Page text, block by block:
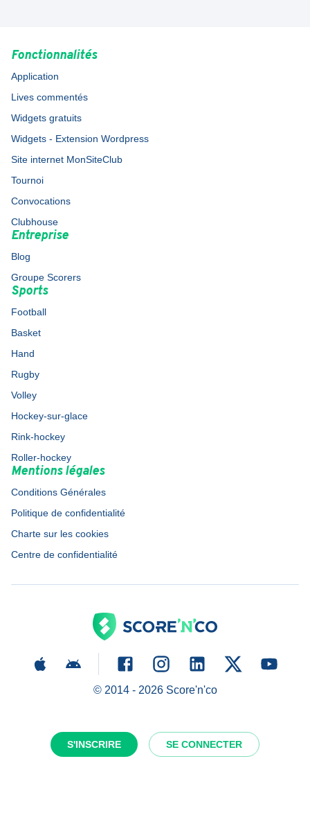
S'INSCRIRE SE CONNECTER
Fonctionnalités
Application
Lives commentés
Widgets gratuits
Widgets - Extension Wordpress
Site internet MonSiteClub
Tournoi
Convocations
Clubhouse
Entreprise
Blog
Groupe Scorers
Sports
Football
Basket
Hand
Rugby
Volley
Hockey-sur-glace
Rink-hockey
Roller-hockey
Mentions légales
Conditions Générales
Politique de confidentialité
Charte sur les cookies
Centre de confidentialité
© 2014 - 2026Score'n'co